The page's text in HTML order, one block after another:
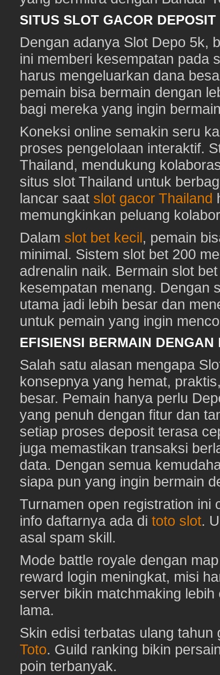
SITUS SLOT GACOR
Dengan adanya Slot Depo 5k,
ini memberi kesempatan pada
harus mengeluarkan dana
pemain bisa bermain dengan
bagi mereka yang ingin
Koneksi online semakin seru
proses pengelolaan interaktif.
Thailand, mendukung
situs slot Thailand untuk
lancar saat slot gacor Thailand
memungkinkan peluang
Dalam slot bet kecil, pemain
minimal. Sistem slot bet 200
adrenalin naik. Bermain slot
kesempatan menang. Dengan
utama jadi lebih besar dan
untuk pemain yang ingin
EFISIENSI BERMAIN
Salah satu alasan mengapa
konsepnya yang hemat,
besar. Pemain hanya perlu
yang penuh dengan fitur dan
setiap proses deposit terasa
juga memastikan transaksi
data. Dengan semua
siapa pun yang ingin bermain
Turnamen open registration ini
info daftarnya ada di toto slot.
asal spam skill.
Mode battle royale dengan
reward login meningkat, misi
server bikin matchmaking
lama.
Skin edisi terbatas ulang
Toto. Guild ranking bikin
poin terbanyak.